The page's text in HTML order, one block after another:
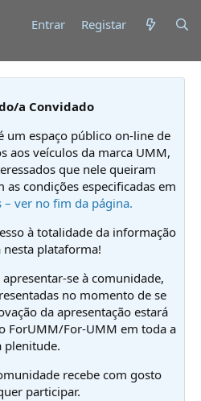
Entrar Registar
a Convidado
um espaço público on-line de
aos veículos da marca UMM,
que nele queiram
condições especificadas em
– ver no fim da página.
à totalidade da informação
nesta plataforma!
se à comunidade,
no momento de se
da apresentação estará
ForUMM/For-UMM em toda a
plenitude.
recebe com gosto
participar.